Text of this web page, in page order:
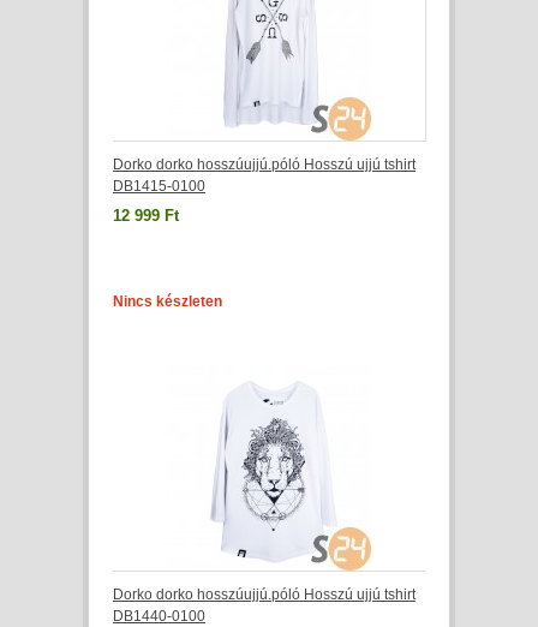
Dorko dorko hosszúujjú.póló Hosszú ujjú tshirt
DB1415-0100
12 999 Ft
Nincs készleten
Dorko dorko hosszúujjú.póló Hosszú ujjú tshirt
DB1440-0100